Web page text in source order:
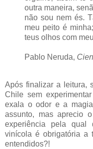
outra maneira,
não sou nem és.
meu peito é
teus olhos com
Pablo Neruda,
Após finalizar a leitura,
Chile sem
exala o odor e a
assunto, mas aprecio
experiência pela qual
vinícola é obrigatória a
entendidos?!